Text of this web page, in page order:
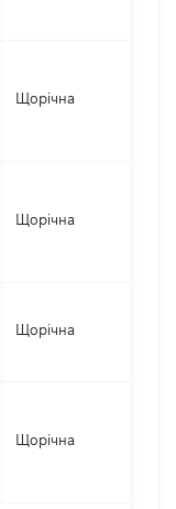
Щорічна
Щорічна
Щорічна
Щорічна